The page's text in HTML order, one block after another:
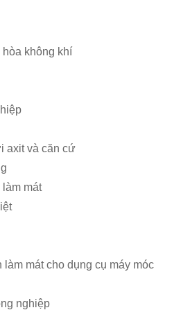
không khí
axit và căn cứ
mát
mát cho dụng cụ máy móc
nghiệp